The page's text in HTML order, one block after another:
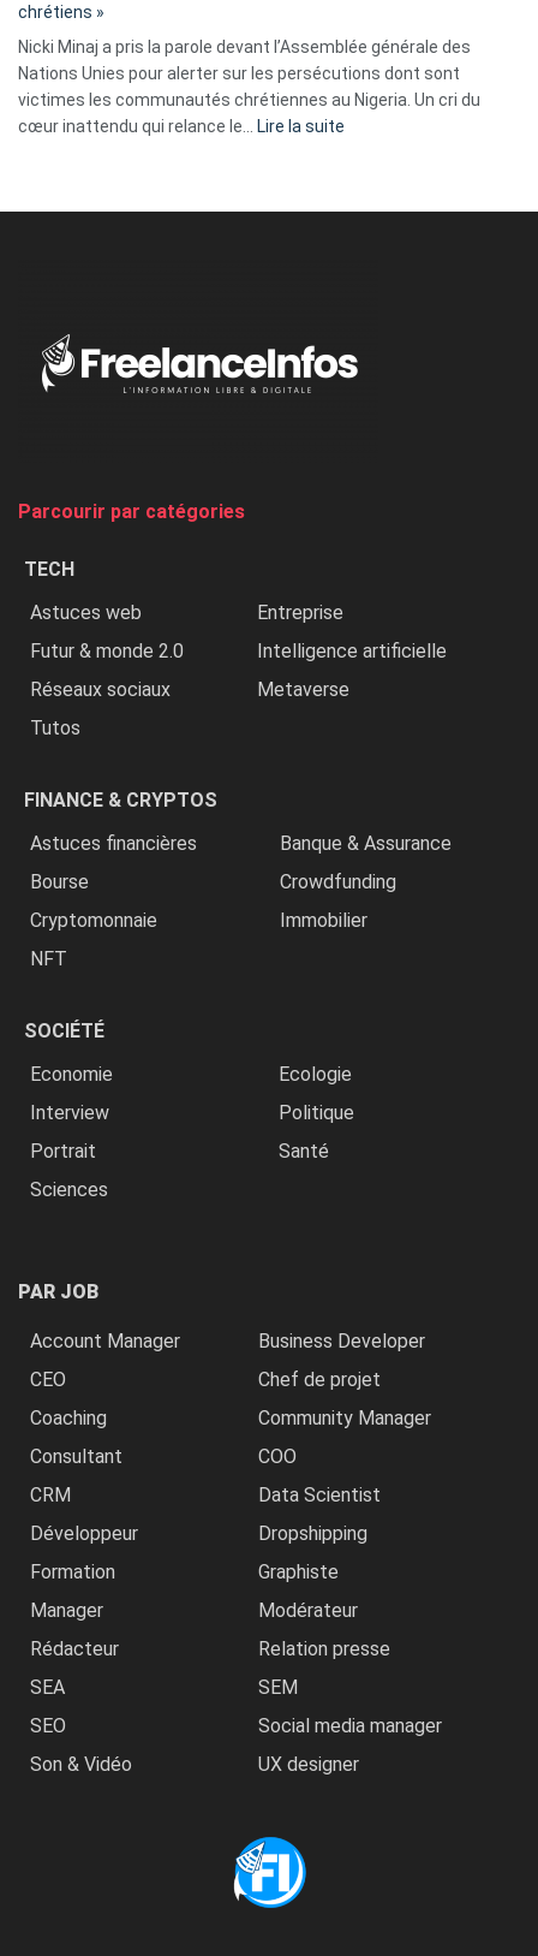
ses
tripes »
chrétiens »
Nicki Minaj a pris la parole devant l’Assemblée générale des
Nations Unies pour alerter sur les persécutions dont sont
victimes les communautés chrétiennes au Nigeria. Un cri du
cœur inattendu qui relance le…
Lire la suite
Nigeria,
Parcourir par catégories
TECH
Astuces web
Entreprise
Futur & monde 2.0
Intelligence artificielle
Réseaux sociaux
Metaverse
Tutos
FINANCE & CRYPTOS
Astuces financières
Banque & Assurance
Bourse
Crowdfunding
Cryptomonnaie
Immobilier
NFT
SOCIÉTÉ
Economie
Ecologie
Interview
Politique
Portrait
Santé
Sciences
PAR JOB
Account Manager
Business Developer
CEO
Chef de projet
Coaching
Community Manager
Consultant
COO
CRM
Data Scientist
Développeur
Dropshipping
Formation
Graphiste
Manager
Modérateur
Rédacteur
Relation presse
SEA
SEM
SEO
Social media manager
Son & Vidéo
UX designer